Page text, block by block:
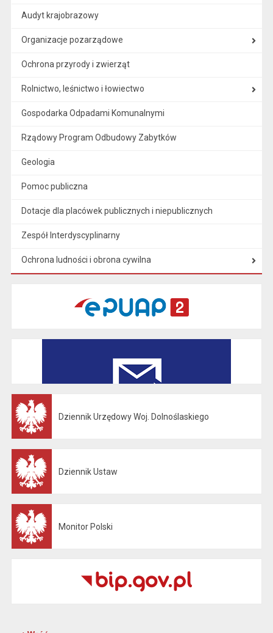
Audyt krajobrazowy
Organizacje pozarządowe
Ochrona przyrody i zwierząt
Rolnictwo, leśnictwo i łowiectwo
Gospodarka Odpadami Komunalnymi
Rządowy Program Odbudowy Zabytków
Geologia
Pomoc publiczna
Dotacje dla placówek publicznych i niepublicznych
Zespół Interdyscyplinarny
Ochrona ludności i obrona cywilna
Dziennik Urzędowy Woj. Dolnoślaskiego
Dziennik Ustaw
Monitor Polski